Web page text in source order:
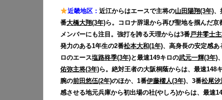
近畿地区：近江からはエースで主将の山田陽翔(3年)、
番大橋大翔(3年)ら。コロナ辞退から再び聖地を掴んだ京
メンバーにも注目。強打を誇る天理からは3番戸井零士
発力のある1年生の2番松本大和(1年)、高身長の安定感あ
ロのエース塩路柊季(3年)と最速149キロの武元一輝(3年)
佑弥主将(3年)ら。絶対王者の大阪桐蔭からは、最速148
腕の前田悠伍(2年)のほか、1番伊藤櫂人(3年)、3番松尾汐
感させる地元兵庫から初出場の社(やしろ)からは、最速